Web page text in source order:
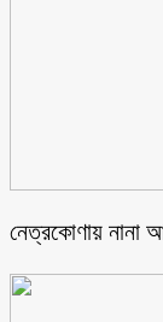
নেত্রকোণায় নানা